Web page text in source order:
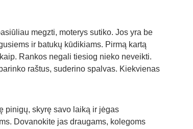
megzti, moterys sutiko. Jos yra be
ir batukų kūdikiams. Pirmą kartą
Rankos negali tiesiog nieko neveikti.
raštus, suderino spalvas. Kiekvienas
pinigų, skyrę savo laiką ir jėgas
Dovanokite jas draugams, kolegoms